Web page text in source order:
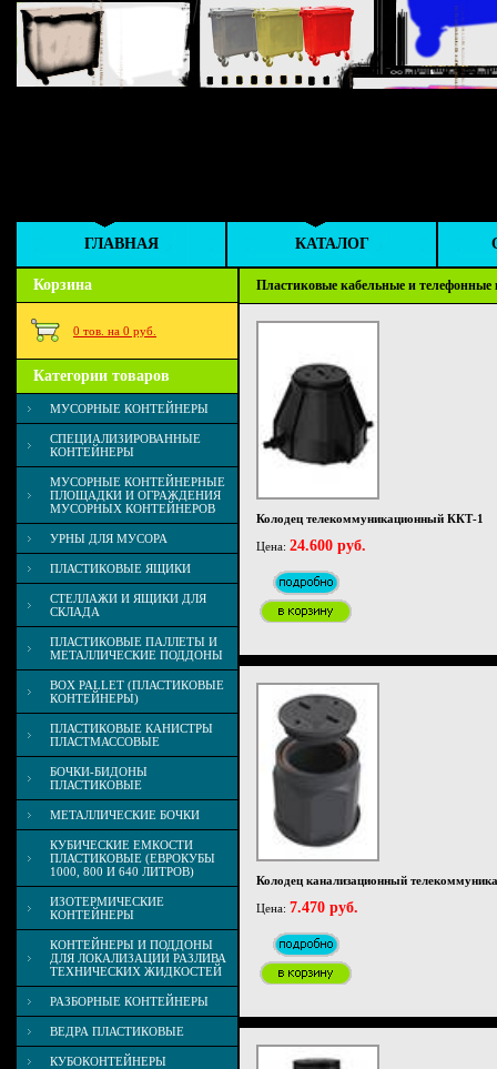
ГЛАВНАЯ КАТАЛОГ
Корзина
0 тов. на 0 руб.
Категории товаров
МУСОРНЫЕ КОНТЕЙНЕРЫ
СПЕЦИАЛИЗИРОВАННЫЕ
КОНТЕЙНЕРЫ
МУСОРНЫЕ КОНТЕЙНЕРНЫЕ
ПЛОЩАДКИ И ОГРАЖДЕНИЯ
МУСОРНЫХ КОНТЕЙНЕРОВ
УРНЫ ДЛЯ МУСОРА
ПЛАСТИКОВЫЕ ЯЩИКИ
СТЕЛЛАЖИ И ЯЩИКИ ДЛЯ
СКЛАДА
ПЛАСТИКОВЫЕ ПАЛЛЕТЫ И
МЕТАЛЛИЧЕСКИЕ ПОДДОНЫ
BOX PALLET (ПЛАСТИКОВЫЕ
КОНТЕЙНЕРЫ)
ПЛАСТИКОВЫЕ КАНИСТРЫ
ПЛАСТМАССОВЫЕ
БОЧКИ-БИДОНЫ
ПЛАСТИКОВЫЕ
МЕТАЛЛИЧЕСКИЕ БОЧКИ
КУБИЧЕСКИЕ ЕМКОСТИ
ПЛАСТИКОВЫЕ (ЕВРОКУБЫ
1000, 800 И 640 ЛИТРОВ)
ИЗОТЕРМИЧЕСКИЕ
КОНТЕЙНЕРЫ
КОНТЕЙНЕРЫ И ПОДДОНЫ
ДЛЯ ЛОКАЛИЗАЦИИ РАЗЛИВА
ТЕХНИЧЕСКИХ ЖИДКОСТЕЙ
РАЗБОРНЫЕ КОНТЕЙНЕРЫ
ВЕДРА ПЛАСТИКОВЫЕ
КУБОКОНТЕЙНЕРЫ
Пластиковые кабельные и телефонные
Колодец телекоммуникационный ККТ-1
Цена: 24.600 руб.
Колодец канализационный
Цена: 7.470 руб.